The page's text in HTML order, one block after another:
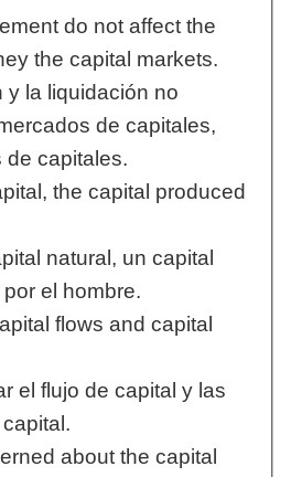
do not affect the
the capital markets.
y la liquidación no
de capitales,
de capitales.
the capital produced
natural, un capital
el hombre.
flows and capital
el flujo de capital y las
about the capital